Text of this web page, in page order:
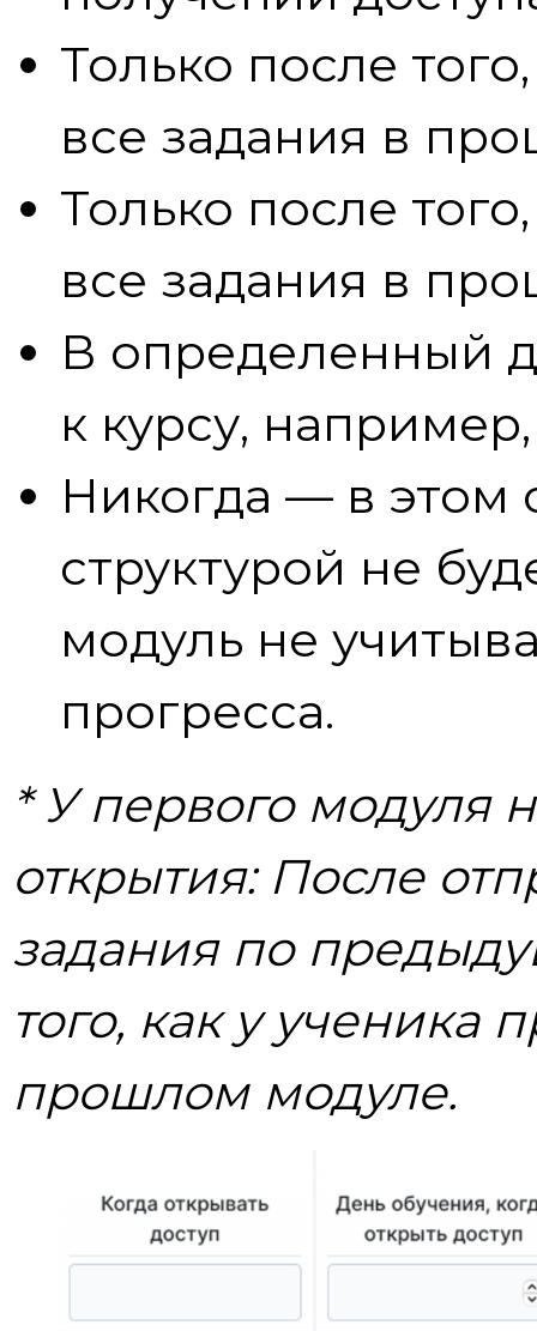
Только после
все задания в
Только после
все задания в
В определенный
к курсу,
Никогда — в этом
структурой не
модуль не
прогресса.
* У первого модуля
открытия: После
задания по
того, как у ученика
прошлом модуле.